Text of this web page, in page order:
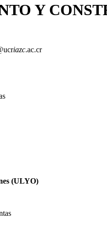
Y
iazc.ac.cr
(ULYO)